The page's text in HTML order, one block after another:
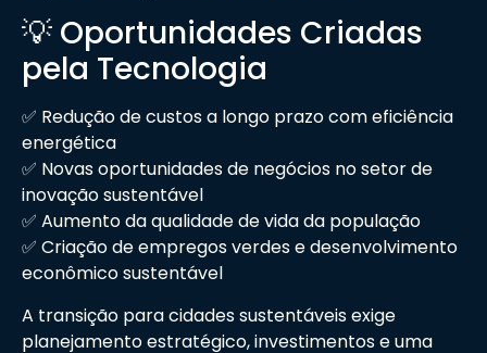
💡 Oportunidades Criadas
pela Tecnologia
✅ Redução de custos a longo prazo com eficiência
energética
✅ Novas oportunidades de negócios no setor de
inovação sustentável
✅ Aumento da qualidade de vida da população
✅ Criação de empregos verdes e desenvolvimento
econômico sustentável
A transição para cidades sustentáveis exige
planejamento estratégico, investimentos e uma